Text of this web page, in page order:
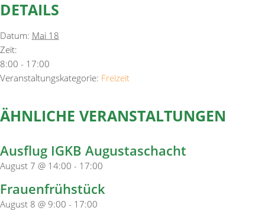
DETAILS
Datum: Mai 18
Zeit:
8:00 - 17:00
Veranstaltungskategorie: Freizeit
ÄHNLICHE VERANSTALTUNGEN
Ausflug IGKB Augustaschacht
August 7 @ 14:00 - 17:00
Frauenfrühstück
August 8 @ 9:00 - 17:00